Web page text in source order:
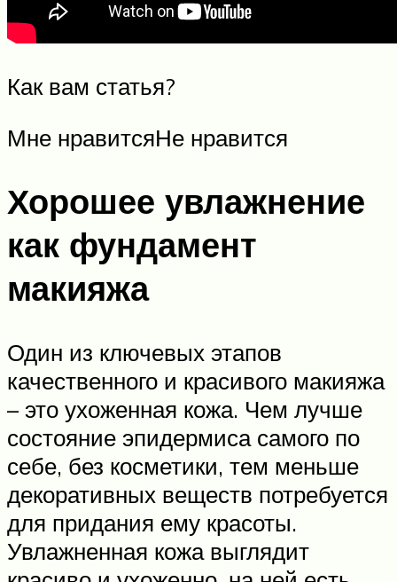
Как вам статья?
Мне нравитсяНе нравится
Хорошее увлажнение
как фундамент
макияжа
Один из ключевых этапов
качественного и красивого макияжа
– это ухоженная кожа. Чем лучше
состояние эпидермиса самого по
себе, без косметики, тем меньше
декоративных веществ потребуется
для придания ему красоты.
Увлажненная кожа выглядит